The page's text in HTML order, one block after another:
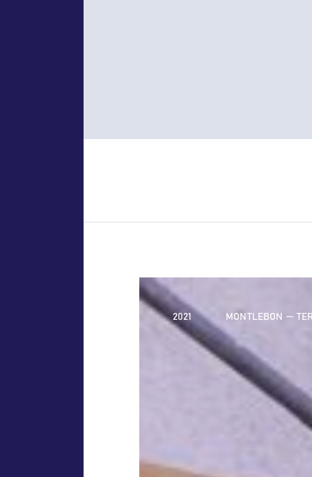
2021 MONTLEBON —